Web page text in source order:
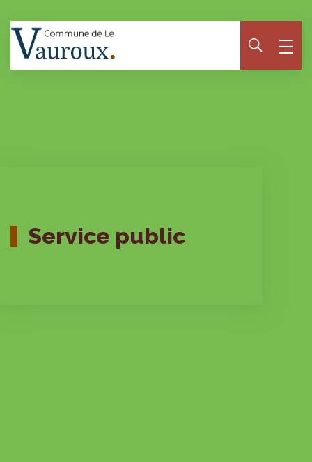
Service public